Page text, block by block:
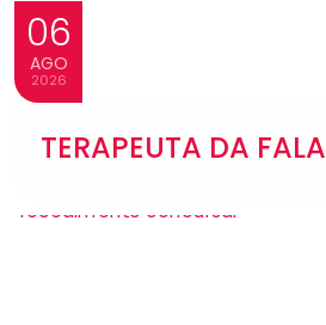
06
AGO
2026
TERAPEUTA DA FALA